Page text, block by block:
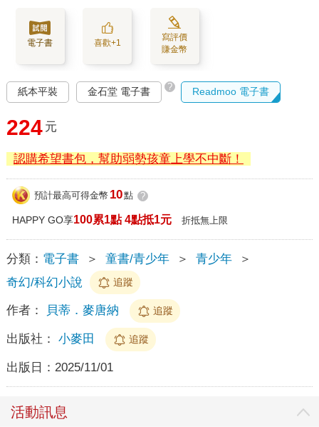
電子書 喜歡+1
寫評價
賺金幣
紙本平裝 金石堂 電子書 ? Readmoo 電子書
224 元
認購希望書包，幫助弱勢孩童上學不中斷！
預計最高可得金幣 10點 ?
HAPPY GO享100累1點 4點抵1元 折抵無上限
分類： 電子書 ＞ 童書/青少年 ＞ 青少年
＞
奇幻/科幻小說
追蹤
作者： 貝蒂．麥唐納 追蹤
出版社： 小麥田 追蹤
出版日： 2025/11/01
活動訊息